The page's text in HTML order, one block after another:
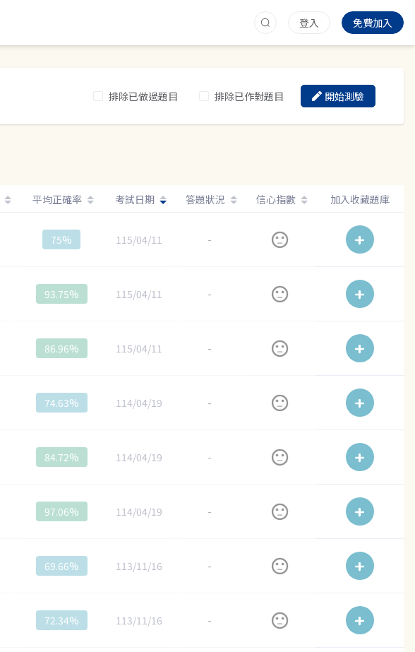
登入 免費加入
排除已做過題目 排除已作對題目 開始測驗
平均正確率 考試日期 答題狀況 信心指數 加入收藏題庫
75% 115/04/11 -
93.75% 115/04/11 -
86.96% 115/04/11 -
74.63% 114/04/19 -
84.72% 114/04/19 -
97.06% 114/04/19 -
69.66% 113/11/16 -
72.34% 113/11/16 -